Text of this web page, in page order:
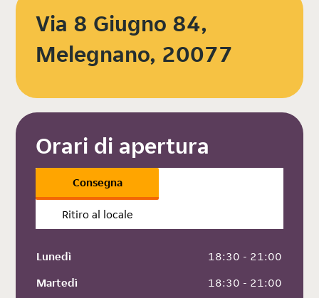
Via 8 Giugno 84,
Melegnano, 20077
Orari di apertura
Consegna
Ritiro al locale
Lunedì
18:30 - 21:00
Martedì
18:30 - 21:00